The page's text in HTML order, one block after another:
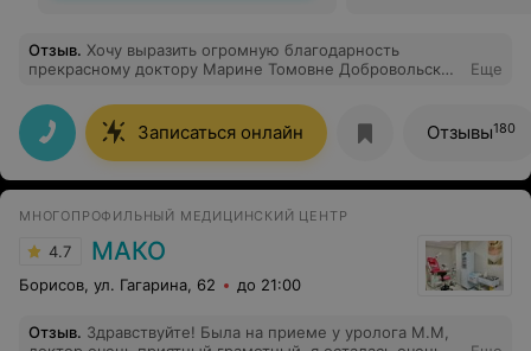
Отзыв. Хочу выразить огромную благодарность
прекрасному доктору Марине Томовне Добровольской
своевременной помощи и терпение с непростой
пациенткой !!!
Еще
Записаться онлайн Отзывы180
МНОГОПРОФИЛЬНЫЙ МЕДИЦИНСКИЙ ЦЕНТР
4.7 МАКО
Борисов, ул. Гагарина, 62 до 21:00
Отзыв. Здравствуйте! Была на приеме у уролога М.М,